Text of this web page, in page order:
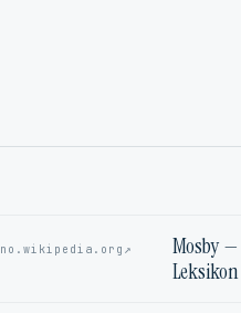
no.wikipedia.org ↗
Mosby —
Leksikon